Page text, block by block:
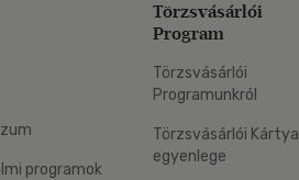
programok
Törzsvásárlói
Program
Törzsvásárlói
Programunkról
Törzsvásárlói Kártya
egyenlege